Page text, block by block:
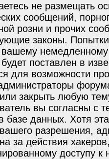
не размещать
сообщений,
розни и прочих
законы.
вашему
поставлен в
для возможности
закрыть любую
вы согласны с
базе данных. Хотя
разрешения,
за действия
доступу к